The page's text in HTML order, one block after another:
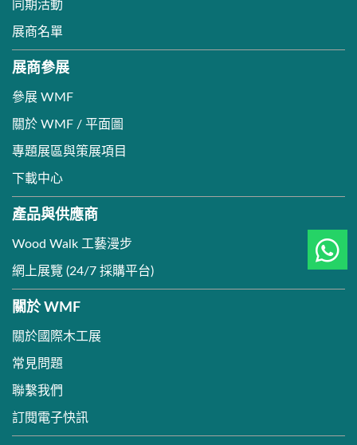
同期活動
展商名單
展商參展
參展 WMF
關於 WMF / 平面圖
專題展區與策展項目
下載中心
產品與供應商
Wood Walk 工藝漫步
網上展覽 (24/7 採購平台)
關於 WMF
關於國際木工展
常見問題
聯繫我們
訂閱電子快訊